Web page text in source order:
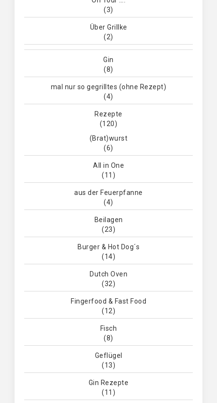
(3)
Über Grillke
(2)
Gin
(8)
mal nur so gegrilltes (ohne Rezept)
(4)
Rezepte
(120)
(Brat)wurst
(6)
All in One
(11)
aus der Feuerpfanne
(4)
Beilagen
(23)
Burger & Hot Dog´s
(14)
Dutch Oven
(32)
Fingerfood & Fast Food
(12)
Fisch
(8)
Geflügel
(13)
Gin Rezepte
(11)